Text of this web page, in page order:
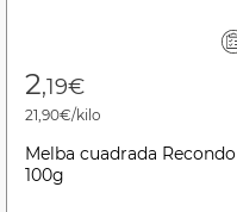
2,19€
21,90€/kilo
Melba cuadrada Recondo
100g